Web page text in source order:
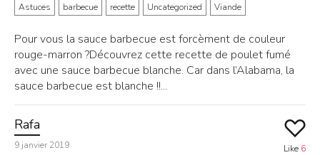
Astuces barbecue recette Uncategorized Viande
Pour vous la sauce barbecue est forcèment de couleur
rouge-marron ?Découvrez cette recette de poulet fumé
avec une sauce barbecue blanche. Car dans l’Alabama, la
sauce barbecue est blanche !!...
Rafa
9 janvier 2019 Like 6